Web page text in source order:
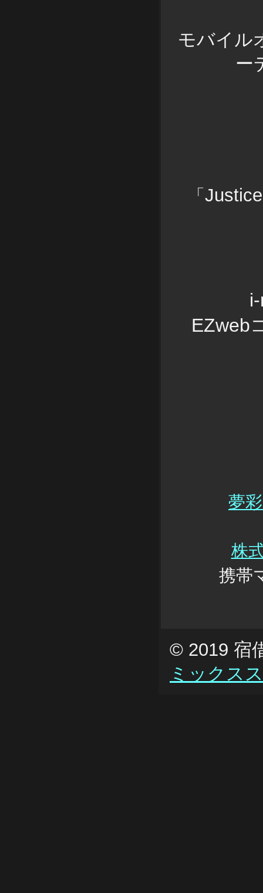
モバイル
ー
「Justice
EZweb
夢
株
携帯
© 2019 宿
ミックス